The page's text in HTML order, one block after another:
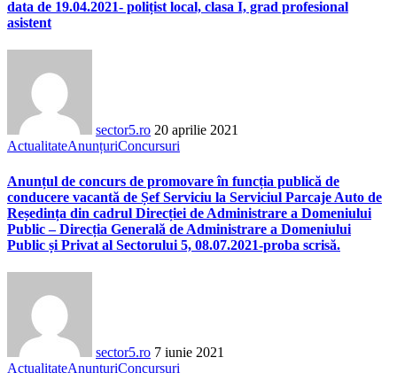
data de 19.04.2021- polițist local, clasa I, grad profesional
asistent
sector5.ro 20 aprilie 2021
ActualitateAnunțuriConcursuri
Anunțul de concurs de promovare în funcția publică de
conducere vacantă de Șef Serviciu la Serviciul Parcaje Auto de
Reședința din cadrul Direcției de Administrare a Domeniului
Public – Direcția Generală de Administrare a Domeniului
Public și Privat al Sectorului 5, 08.07.2021-proba scrisă.
sector5.ro 7 iunie 2021
ActualitateAnunțuriConcursuri